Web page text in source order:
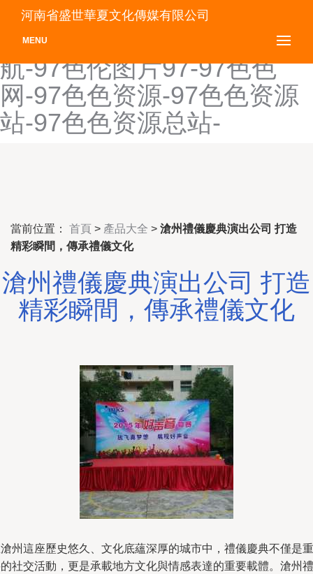
97日韩欧美-97色吧-97色导
航-97色电影-97色福利导
航-97色伦图片97-97色色
网-97色色资源-97色色资源
站-97色色资源总站-
河南省盛世華夏文化傳媒有限公司
MENU
當前位置： 首頁 > 產品大全 > 滄州禮儀慶典演出公司 打造
精彩瞬間，傳承禮儀文化
滄州禮儀慶典演出公司 打造
精彩瞬間，傳承禮儀文化
州這座歷史悠久、文化底蘊深厚的城市中，禮儀慶典不僅是重
社交活動，更是承載地方文化與情感表達的重要載體。滄州禮